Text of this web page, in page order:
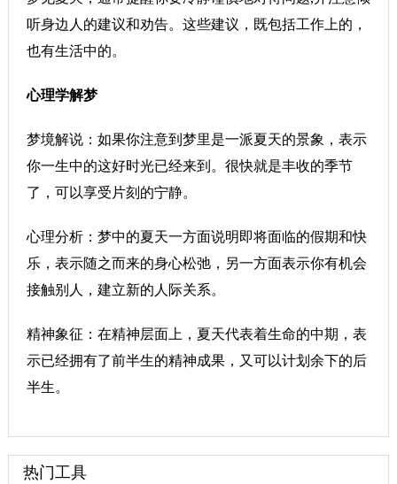
听身边人的建议和劝告。这些建议，既包括工作上的，
也有生活中的。
心理学解梦
梦境解说：如果你注意到梦里是一派夏天的景象，表示
你一生中的这好时光已经来到。很快就是丰收的季节
了，可以享受片刻的宁静。
心理分析：梦中的夏天一方面说明即将面临的假期和快
乐，表示随之而来的身心松弛，另一方面表示你有机会
接触别人，建立新的人际关系。
精神象征：在精神层面上，夏天代表着生命的中期，表
示已经拥有了前半生的精神成果，又可以计划余下的后
半生。
热门工具